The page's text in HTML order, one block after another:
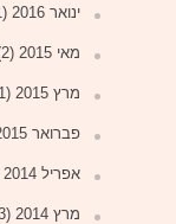
ינואר 2016 (1)
מאי 2015 (2)
מרץ 2015 (1)
פברואר 2015
אפריל 2014
מרץ 2014 (3)